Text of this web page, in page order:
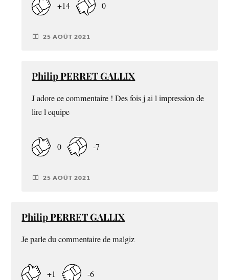
+14 0
25 AOÛT 2021
Philip PERRET GALLIX
J adore ce commentaire ! Des fois j ai l impression de
lire l equipe
0 -7
25 AOÛT 2021
Philip PERRET GALLIX
Je parle du commentaire de malgiz
+1 -6